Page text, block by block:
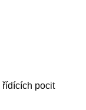
řídících pocit